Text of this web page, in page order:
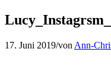
17. Juni 2019/von Ann-